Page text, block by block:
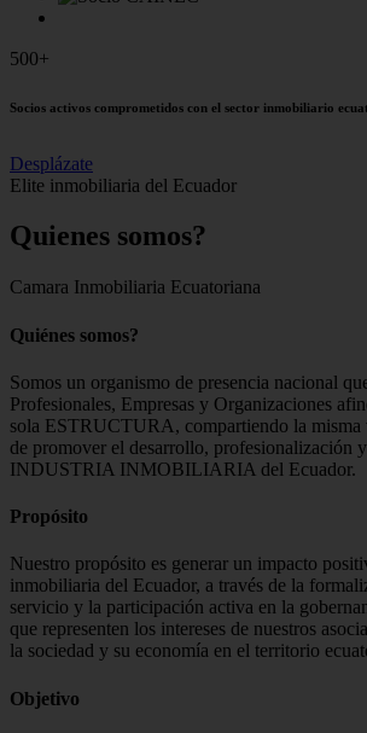
500+
Socios activos comprometidos con el sector inmobiliario
Desplázate
Elite inmobiliaria del Ecuador
Quienes somos?
Camara Inmobiliaria Ecuatoriana
Quiénes somos?
Somos un organismo de presencia nacional
Profesionales, Empresas y Organizaciones
sola ESTRUCTURA, compartiendo la misma
de promover el desarrollo, profesionalización
INDUSTRIA INMOBILIARIA del Ecuador.
Propósito
Nuestro propósito es generar un impacto
inmobiliaria del Ecuador, a través de la
servicio y la participación activa en la
que representen los intereses de nuestros
la sociedad y su economía en el territorio
Objetivo